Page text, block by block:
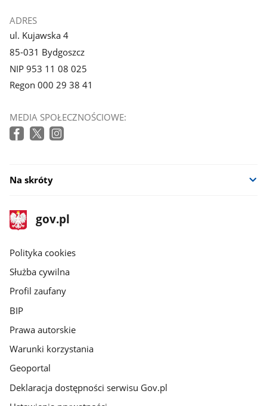
ADRES
ul. Kujawska 4
85-031 Bydgoszcz
NIP 953 11 08 025
Regon 000 29 38 41
MEDIA SPOŁECZNOŚCIOWE:
Na skróty
stopka
gov.pl
Strona
gov.pl
gov.pl
Polityka cookies
Służba cywilna
Profil zaufany
BIP
Prawa autorskie
Warunki korzystania
Geoportal
Deklaracja dostępności serwisu Gov.pl